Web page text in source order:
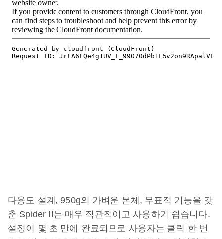
다용도 설계, 950g의 가벼운 본체, 무표적 기능을 갖
춘 Spider II는 매우 직관적이고 사용하기 쉽습니다.
설정이 몇 초 만에 완료되므로 사용자는 클릭 한 번